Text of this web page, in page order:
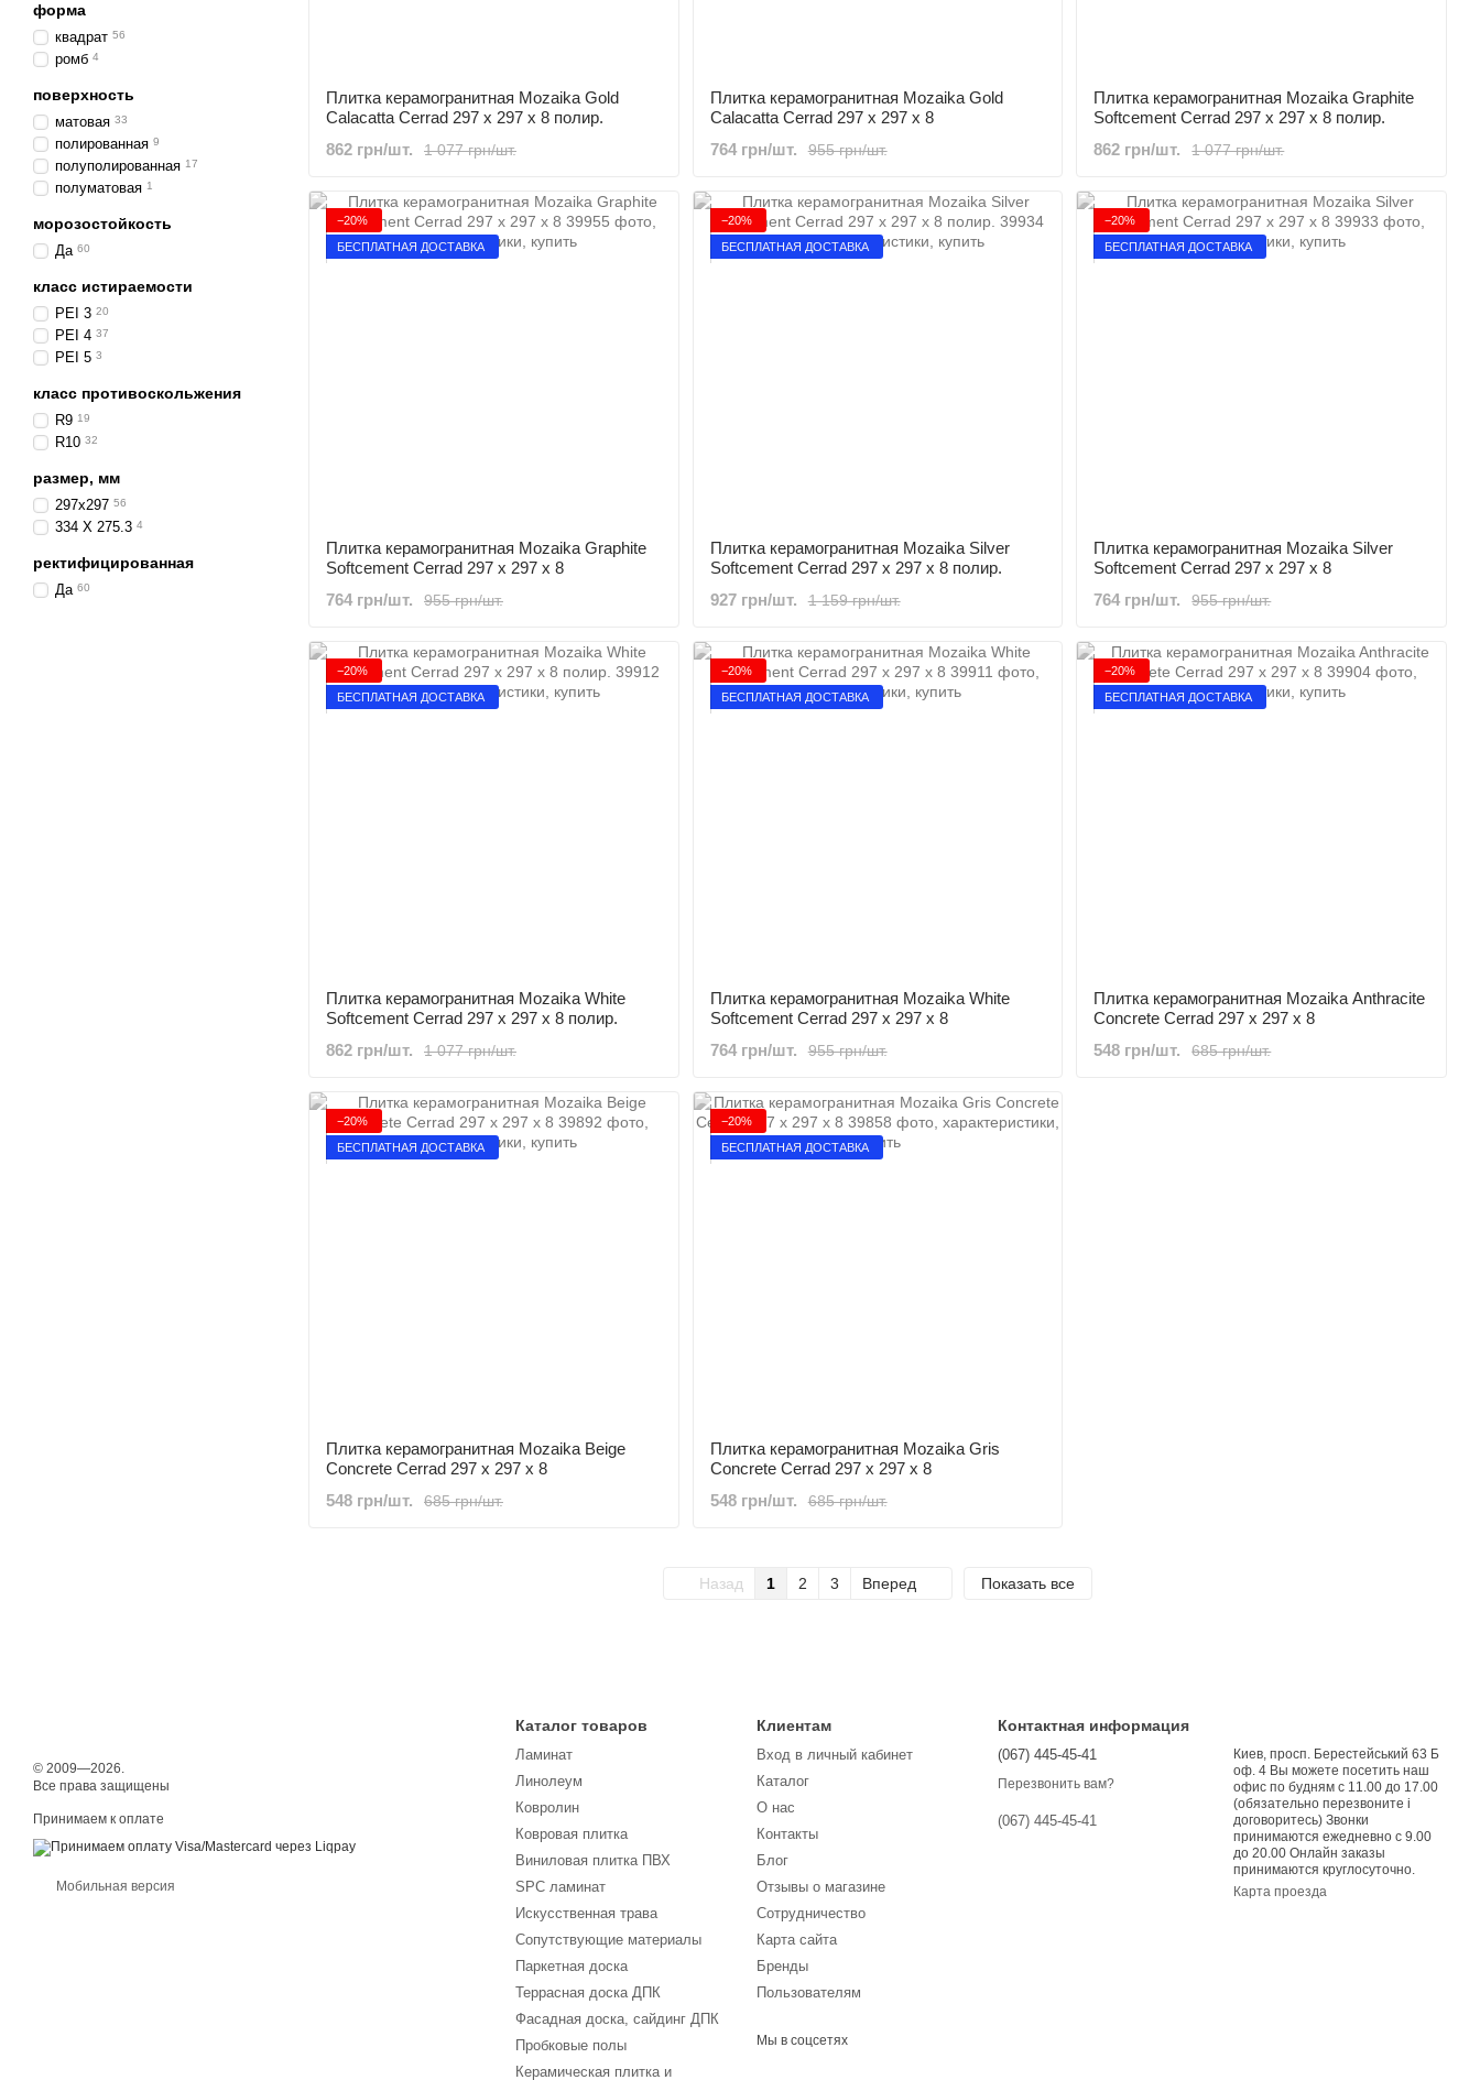
Плитка керамогранитная Mozaika Gold
Calacatta Cerrad 297 x 297 x 8 полир.
1 077 грн/шт.
862 грн/шт.
Плитка керамогранитная Mozaika Gold
Calacatta Cerrad 297 x 297 x 8
955 грн/шт.
764 грн/шт.
Плитка керамогранитная Mozaika Graphite
Softcement Cerrad 297 x 297 x 8 полир.
1 077 грн/шт.
862 грн/шт.
−20%
БЕСПЛАТНАЯ ДОСТАВКА
Плитка керамогранитная Mozaika Graphite
Softcement Cerrad 297 x 297 x 8
955 грн/шт.
764 грн/шт.
−20%
БЕСПЛАТНАЯ ДОСТАВКА
Плитка керамогранитная Mozaika Silver
Softcement Cerrad 297 x 297 x 8 полир.
1 159 грн/шт.
927 грн/шт.
−20%
БЕСПЛАТНАЯ ДОСТАВКА
Плитка керамогранитная Mozaika Silver
Softcement Cerrad 297 x 297 x 8
955 грн/шт.
764 грн/шт.
−20%
БЕСПЛАТНАЯ ДОСТАВКА
Плитка керамогранитная Mozaika White
Softcement Cerrad 297 x 297 x 8 полир.
1 077 грн/шт.
862 грн/шт.
−20%
БЕСПЛАТНАЯ ДОСТАВКА
Плитка керамогранитная Mozaika White
Softcement Cerrad 297 x 297 x 8
955 грн/шт.
764 грн/шт.
−20%
БЕСПЛАТНАЯ ДОСТАВКА
Плитка керамогранитная Mozaika Anthracite
Concrete Cerrad 297 x 297 x 8
685 грн/шт.
548 грн/шт.
−20%
БЕСПЛАТНАЯ ДОСТАВКА
Плитка керамогранитная Mozaika Beige
Concrete Cerrad 297 x 297 x 8
685 грн/шт.
548 грн/шт.
−20%
БЕСПЛАТНАЯ ДОСТАВКА
Плитка керамогранитная Mozaika Gris
Concrete Cerrad 297 x 297 x 8
685 грн/шт.
548 грн/шт.
Назад 1 2 3 Вперед Показать все
форма
квадрат 56
ромб 4
поверхность
матовая 33
полированная 9
полуполированная 17
полуматовая 1
морозостойкость
Да 60
класс истираемости
PEI 3 20
PEI 4 37
PEI 5 3
класс противоскольжения
R9 19
R10 32
размер, мм
297х297 56
334 Х 275.3 4
ректифицированная
Да 60
© 2009—2026.
Все права защищены
Принимаем к оплате
Мобильная версия
Каталог товаров
Ламинат
Линолеум
Кoврoлин
Ковровая плитка
Виниловая плитка ПВХ
SPC ламинат
Искусственная трава
Сопутствующие материалы
Паркетная доска
Террасная доска ДПК
Фасадная доска, сайдинг ДПК
Пробковые полы
Керамическая плитка и
Клиентам
Вход в личный кабинет
Каталог
О нас
Контакты
Блог
Отзывы о магазине
Сотрудничество
Карта сайта
Бренды
Пользователям
Мы в соцсетях
Контактная информация
(067) 445-45-41
Перезвонить вам?
(067) 445-45-41
Киев, просп. Берестейський 63 Б
оф. 4 Вы можете посетить наш
офис по будням с 11.00 до 17.00
(обязательно перезвоните і
договоритесь) Звонки
принимаются ежедневно с 9.00
до 20.00 Онлайн заказы
принимаются круглосуточно.
Карта проезда